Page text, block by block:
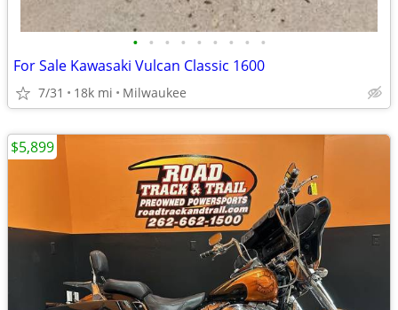
• • • • • • • • •
For Sale Kawasaki Vulcan Classic 1600
7/31 18k mi Milwaukee
$5,899